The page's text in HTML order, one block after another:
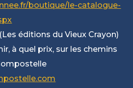
boutique/le-catalogue-
éditions du Vieux Crayon)
à quel prix, sur les chemins